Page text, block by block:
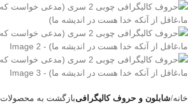
خانه شابلون و حروف کالیگرافیبازگشت به محصولات